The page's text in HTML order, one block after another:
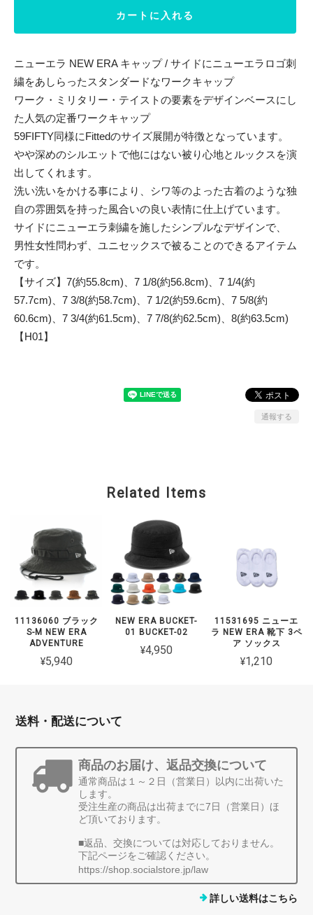
カートに入れる
ニューエラ NEW ERA キャップ / サイドにニューエラロゴ刺
繍をあしらったスタンダードなワークキャップ
ワーク・ミリタリー・テイストの要素をデザインベースにし
た人気の定番ワークキャップ
59FIFTY同様にFittedのサイズ展開が特徴となっています。
やや深めのシルエットで他にはない被り心地とルックスを演
出してくれます。
洗い洗いをかける事により、シワ等のよった古着のような独
自の雰囲気を持った風合いの良い表情に仕上げています。
サイドにニューエラ刺繍を施したシンプルなデザインで、
男性女性問わず、ユニセックスで被ることのできるアイテム
です。
【サイズ】7(約55.8cm)、7 1/8(約56.8cm)、7 1/4(約
57.7cm)、7 3/8(約58.7cm)、7 1/2(約59.6cm)、7 5/8(約
60.6cm)、7 3/4(約61.5cm)、7 7/8(約62.5cm)、8(約63.5cm)
【H01】
通報する
Related Items
11136060 ブラック
S-M NEW ERA
ADVENTURE
¥5,940
NEW ERA BUCKET-
01 BUCKET-02
¥4,950
11531695 ニューエ
ラ NEW ERA 靴下 3ペ
ア ソックス
¥1,210
送料・配送について
商品のお届け、返品交換について
通常商品は１～２日（営業日）以内に出荷いた
します。
受注生産の商品は出荷までに7日（営業日）ほ
ど頂いております。
■返品、交換については対応しておりません。
下記ページをご確認ください。
https://shop.socialstore.jp/law
詳しい送料はこちら